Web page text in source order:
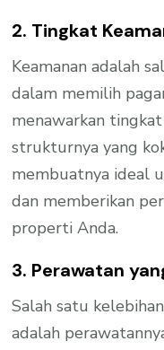
2. Tingkat
Keamanan adalah
dalam memilih
menawarkan
strukturnya yang
membuatnya ideal
dan memberikan
properti Anda.
3. Perawatan
Salah satu
adalah